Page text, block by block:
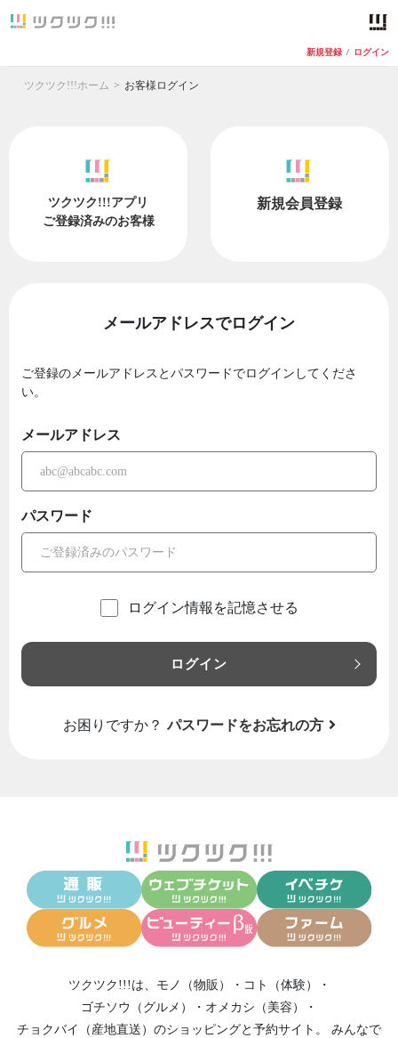
新規登録 / ログイン
ツクツク!!!ホーム お客様ログイン
ツクツク!!!アプリ
ご登録済みのお客様
新規会員登録
メールアドレスでログイン
ご登録のメールアドレスとパスワードでログインしてくださ
い。
メールアドレス
パスワード
ログイン情報を記憶させる
ログイン
お困りですか？ パスワードをお忘れの方
ツクツク!!!は、 モノ（物販） ・ コト（体験）
・
ゴチソウ（グルメ）
・ オメカシ（美容）
・
チョクバイ（産地直送） のショッピングと予約サイト。
みんなで